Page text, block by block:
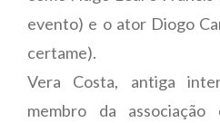
evento) e o ator Diogo
certame).
Vera Costa, antiga
membro da